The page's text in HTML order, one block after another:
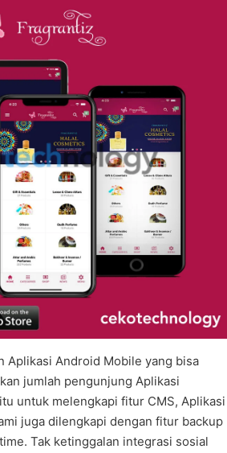
Aplikasi Android Mobile yang bisa
jumlah pengunjung Aplikasi
untuk melengkapi fitur CMS, Aplikasi
juga dilengkapi dengan fitur backup
Tak ketinggalan integrasi sosial